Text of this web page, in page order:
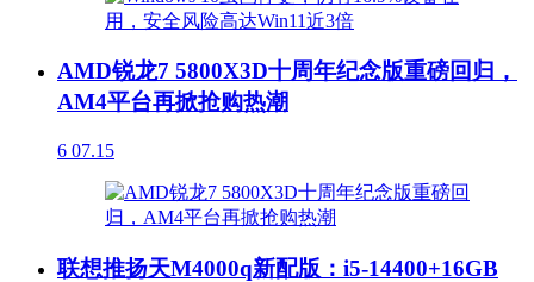
AMD锐龙7 5800X3D十周年纪念版重磅回归，
AM4平台再掀抢购热潮
6 07.15
联想推扬天M4000q新配版：i5-14400+16GB